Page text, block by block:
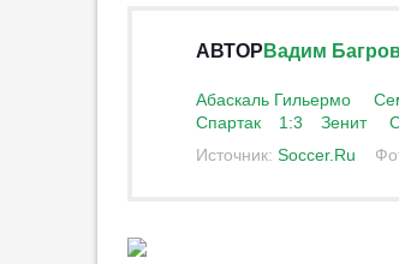
Моуриньо намерен строить игру
7
украсят Медиалигу»
Юнайтед» контактировали по
АВТОР Вадим
Абаскаль Гильермо
Спартак
1:3 Зенит
Источник: Soccer.Ru